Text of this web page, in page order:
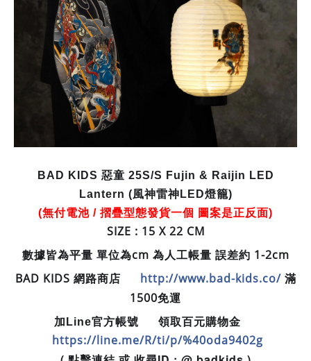
BAD KIDS 惡童 25S/S Fujin & Raijin LED
Lantern (風神雷神LED燈籠)
(無付電池 / 摺疊型態發貨一個 圖案是正反面)
SIZE : 15 X 22 CM
數據皆為平量 單位為cm 為人工帳量 誤差約 1-2cm
BAD KIDS 網路商店
http://www.bad-kids.co/滿
1500免運
加Line官方帳號 領取百元購物金
https://line.me/R/ti/p/%40oda9402g